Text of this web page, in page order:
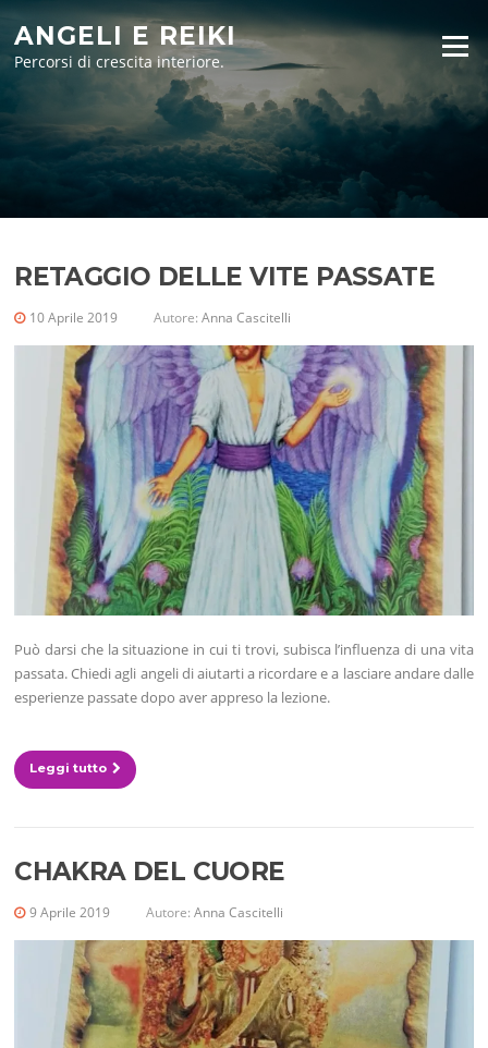
Vai
contenuto
ANGELI E REIKI
Percorsi di crescita interiore.
Menu
RETAGGIO DELLE VITE PASSATE
10 Aprile 2019 Autore:Anna Cascitelli
Può darsi che la situazione in cui ti trovi, subisca l’influenza di una vita
passata. Chiedi agli angeli di aiutarti a ricordare e a lasciare andare dalle
esperienze passate dopo aver appreso la lezione.
Leggi tutto
CHAKRA DEL CUORE
9 Aprile 2019 Autore:Anna Cascitelli